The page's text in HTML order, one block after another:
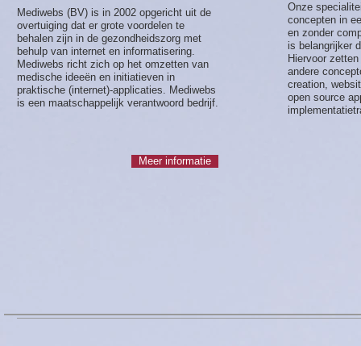
Mediwebs (BV) is in 2002 opgericht uit de
overtuiging dat er grote voordelen te
behalen zijn in de gezondheidszorg met
behulp van internet en informatisering.
Mediwebs richt zich op het omzetten van
medische ideeën en initiatieven in
praktische (internet)-applicaties. Mediwebs
is een maatschappelijk verantwoord bedrijf.
Meer informatie
Onze
concepten in
en zonder
is belangrijker
Hiervoor
andere
creation,
open source